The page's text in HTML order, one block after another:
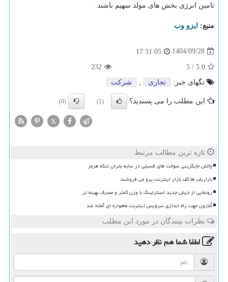
تامین انرژی بخش های مولد سهیم باشند.
منبع: ایزو وب
1404/09/28
17:31:05
5.0
/
5
232
تگهای خبر:
تجاری , شركت
این مطلب را می پسندید؟ (1)
(0)
X
تازه ترین مطالب مرتبط
چالش جایگزینی سوخت های فسیلی در سایه بحران تنگه هرمز
بازاریاب ها کف بازار اینترنت پرو می فروشند
رونمایی از دیش جدید استارلینک با وزن کمتر و مصرف بهینه تر
آمازون جهت راه اندازی سرویس اینترنت ماهواره ای آماده شد
نظرات بینندگان در مورد این مطلب
لطفا شما همنظر دهید